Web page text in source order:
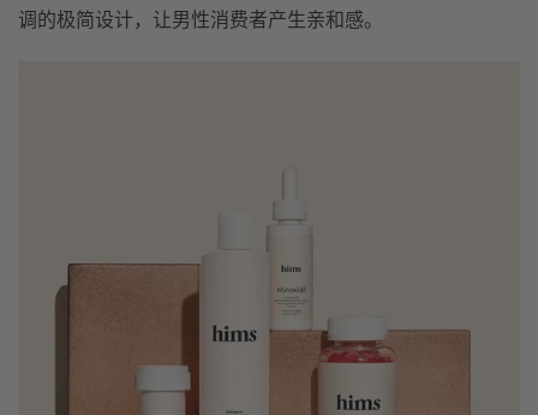
调的极简设计，让男性消费者产生亲和感。